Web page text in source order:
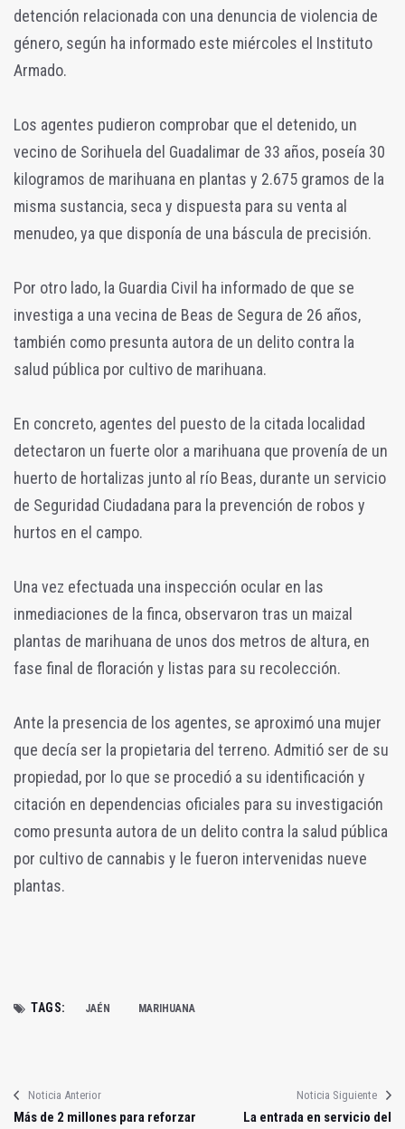
detención relacionada con una denuncia de violencia de
género, según ha informado este miércoles el Instituto
Armado.
Los agentes pudieron comprobar que el detenido, un
vecino de Sorihuela del Guadalimar de 33 años, poseía 30
kilogramos de marihuana en plantas y 2.675 gramos de la
misma sustancia, seca y dispuesta para su venta al
menudeo, ya que disponía de una báscula de precisión.
Por otro lado, la Guardia Civil ha informado de que se
investiga a una vecina de Beas de Segura de 26 años,
también como presunta autora de un delito contra la
salud pública por cultivo de marihuana.
En concreto, agentes del puesto de la citada localidad
detectaron un fuerte olor a marihuana que provenía de un
huerto de hortalizas junto al río Beas, durante un servicio
de Seguridad Ciudadana para la prevención de robos y
hurtos en el campo.
Una vez efectuada una inspección ocular en las
inmediaciones de la finca, observaron tras un maizal
plantas de marihuana de unos dos metros de altura, en
fase final de floración y listas para su recolección.
Ante la presencia de los agentes, se aproximó una mujer
que decía ser la propietaria del terreno. Admitió ser de su
propiedad, por lo que se procedió a su identificación y
citación en dependencias oficiales para su investigación
como presunta autora de un delito contra la salud pública
por cultivo de cannabis y le fueron intervenidas nueve
plantas.
TAGS: JAÉN MARIHUANA
Noticia Anterior
Más de 2 millones para reforzar
Noticia Siguiente
La entrada en servicio del